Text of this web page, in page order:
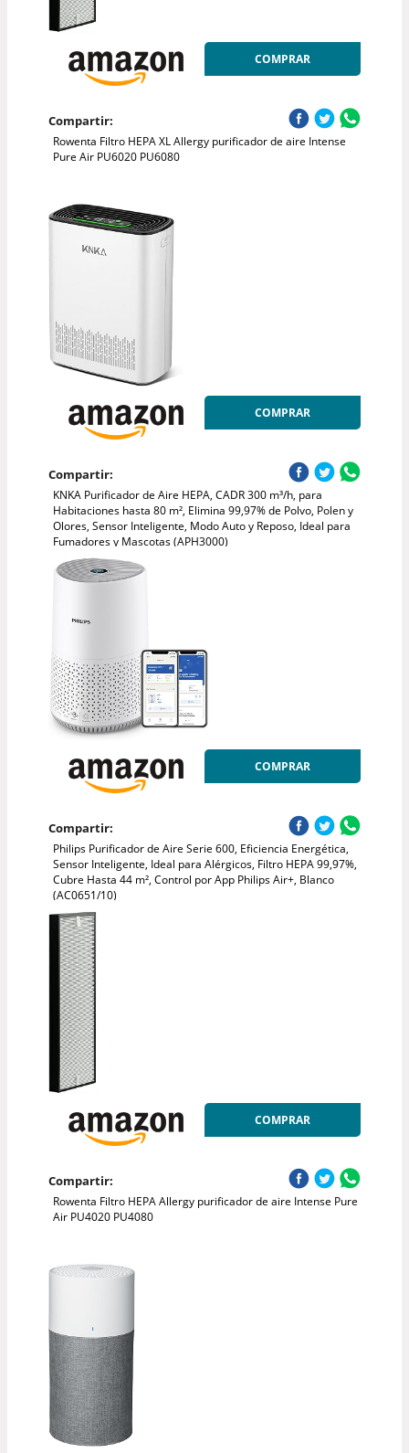
COMPRAR
Compartir:
Rowenta Filtro HEPA XL Allergy purificador de aire Intense
Pure Air PU6020 PU6080
COMPRAR
Compartir:
KNKA Purificador de Aire HEPA, CADR 300 m³/h, para
Habitaciones hasta 80 m², Elimina 99,97% de Polvo, Polen y
Olores, Sensor Inteligente, Modo Auto y Reposo, Ideal para
Fumadores y Mascotas (APH3000)
COMPRAR
Compartir:
Philips Purificador de Aire Serie 600, Eficiencia Energética,
Sensor Inteligente, Ideal para Alérgicos, Filtro HEPA 99,97%,
Cubre Hasta 44 m², Control por App Philips Air+, Blanco
(AC0651/10)
COMPRAR
Compartir:
Rowenta Filtro HEPA Allergy purificador de aire Intense Pure
Air PU4020 PU4080